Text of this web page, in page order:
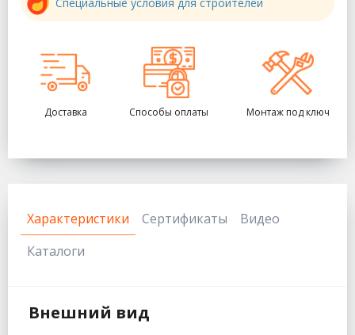
Доставка Способы оплаты Монтаж под ключ
Характеристики Сертификаты
Видео
Каталоги
Внешний вид